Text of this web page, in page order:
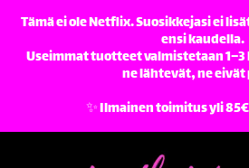
Tämä ei ole Netflix. Suosikkejasi ei
ensi kaudella.
Useimmat tuotteet valmistetaan 1–3
ne lähtevät, ne eivät
✨️ Ilmainen toimitus yli